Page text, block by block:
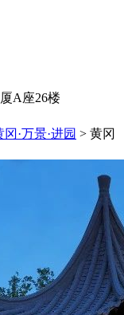
A座26楼
冈·万景·进园 > 黄冈